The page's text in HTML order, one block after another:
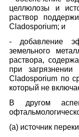
целлюлозы и
раствор
Cladosporium; и
- добавление
земельного
раствора,
при
Cladosporium по
который не
В другом
(а) источник